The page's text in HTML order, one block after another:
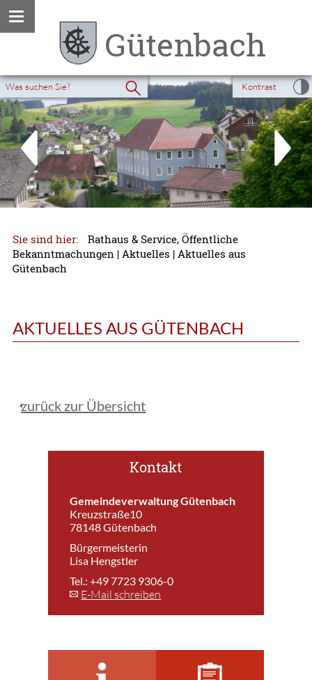
Kontrast
Sie sind hier:
Rathaus & Service, Öffentliche
Bekanntmachungen|Aktuelles |Aktuelles aus
Gütenbach
AKTUELLES AUS GÜTENBACH
zurück zur Übersicht
Kontakt
Gemeindeverwaltung Gütenbach
Kreuzstraße10
78148 Gütenbach
Bürgermeisterin
Lisa Hengstler
Tel.: +49 7723 9306-0
E-Mail schreiben